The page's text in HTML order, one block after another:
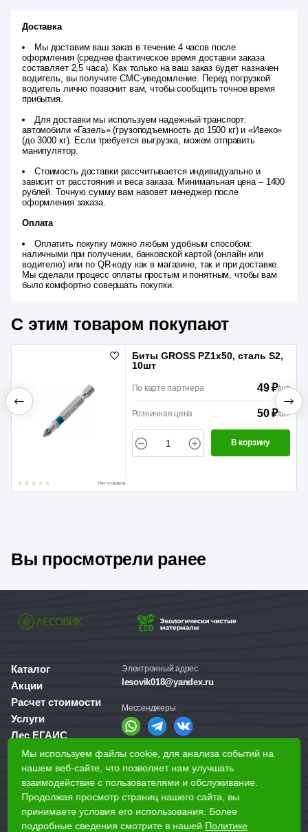
Доставка
Мы доставим ваш заказ в течение 4 часов после
оформления (среднее фактическое время доставки заказа
составляет 2,5 часа). Как только на ваш заказ будет назначен
водитель, вы получите СМС-уведомление. Перед погрузкой
водитель лично позвонит вам, чтобы сообщить точное время
прибытия.
Для доставки мы используем надежный транспорт:
автомобили «Газель» (грузоподъемность до 1500 кг) и «Ивеко»
(до 3000 кг). Если требуется выгрузка, можем отправить
манипулятор.
Стоимость доставки рассчитывается индивидуально и
зависит от расстояния и веса заказа. Минимальная цена – 1400
рублей. Точную сумму вам назовет менеджер после
оформления заказа.
Оплата
Оплатить покупку можно любым удобным способом:
наличными при получении, банковской картой (онлайн или
водителю) или по QR-коду как в магазине, так и при доставке.
Мы сделали процесс оплаты простым и понятным, чтобы вам
было комфортно совершать покупки.
С этим товаром покупают
Нет отзывов
Биты GROSS РZ1х50, сталь S2,
10шт
По карте партнера 49 ₽/шт
Розничная цена 50 ₽/шт
В корзину
Вы просмотрели ранее
Каталог
Акции
Расчет стоимости
Услуги
Лес ЕГАИС
О компании
Доставка и оплата
Для бизнеса
Наши магазины
Электронный адрес
lesovik018@yandex.ru
Мессенджеры
Справочная служба
+7 (3412) 77-60-50
Мы используем файлы cookie, для анализа событий на
нашем веб-сайте, что позволяет нам улучшать
взаимодействие с пользователями и обслуживание.
Продолжая просмотр страниц нашего сайта, вы
принимаете условия его использования. Более
подробные сведения смотрите в нашей Политике